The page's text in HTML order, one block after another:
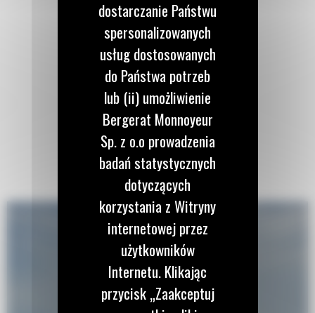
dostarczanie Państwu
spersonalizowanych
usług dostosowanych
do Państwa potrzeb
lub (ii) umożliwienie
Bergerat Monnoyeur
Sp. z o.o prowadzenia
badań statystycznych
dotyczących
korzystania z Witryny
internetowej przez
użytkowników
Internetu. Klikając
przycisk „Zaakceptuj